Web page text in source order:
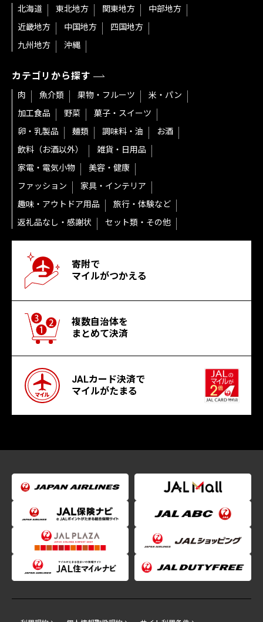
北海道 東北地方 関東地方
中部地方
近畿地方
中国地方
四国地方
九州地方
沖縄
カテゴリから探す
肉 魚介類 果物・フルーツ
米・パン
加工食品
野菜
菓子・スイーツ
卵・乳製品
麺類 調味料・油
お酒
飲料（お酒以外）
雑貨・日用品
家電・電気小物
美容・健康
ファッション
家具・インテリア
趣味・アウトドア用品
旅行・体験など
返礼品なし・感謝状
セット類・その他
寄附で
マイルがつかえる
複数自治体を
まとめて決済
JALカード決済で
マイルがたまる